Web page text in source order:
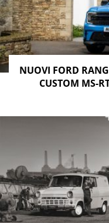
NUOVI FORD
CUSTOM MS-